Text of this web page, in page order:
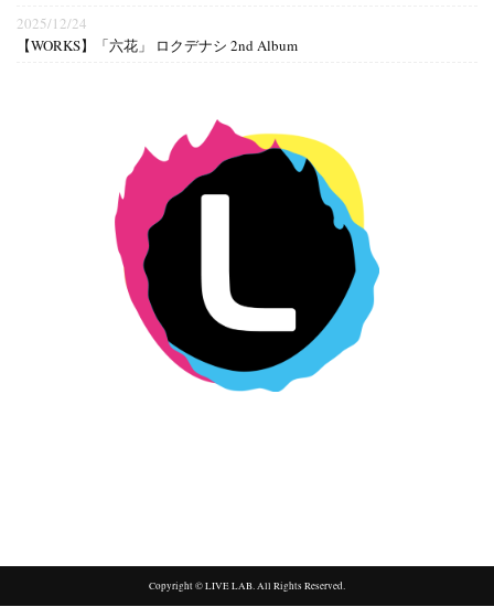
2025/12/24
【WORKS】「六花」 ロクデナシ 2nd Album
Copyright © LIVE LAB. All Rights Reserved.